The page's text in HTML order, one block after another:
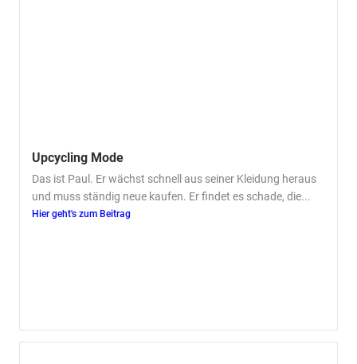
Upcycling Mode
Das ist Paul. Er wächst schnell aus seiner Kleidung heraus
und muss ständig neue kaufen. Er findet es schade, die...
Hier geht's zum Beitrag